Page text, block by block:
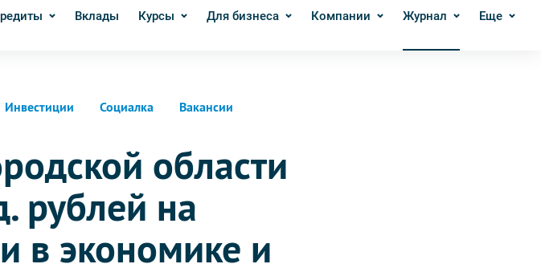
Вклады Курсы Для бизнеса Компании Журнал Еще
Инвестиции Социалка Вакансии
области
рублей на
в экономике и